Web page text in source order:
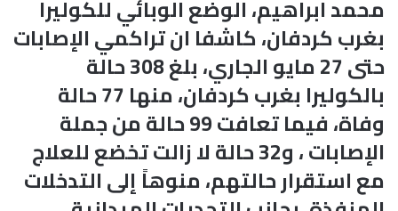
محمد ابراهيم، الوضع الوبائي للكوليرا
بغرب كردفان، كاشفا ان تراكمي الإصابات
حتى 27 مايو الجاري، بلغ 308 حالة
بالكوليرا بغرب كردفان، منها 77 حالة
وفاة، فيما تعافت 99 حالة من جملة
الإصابات ، و32 حالة لا زالت تخضع للعلاج
مع استقرار حالتهم، منوهاً إلى التدخلات